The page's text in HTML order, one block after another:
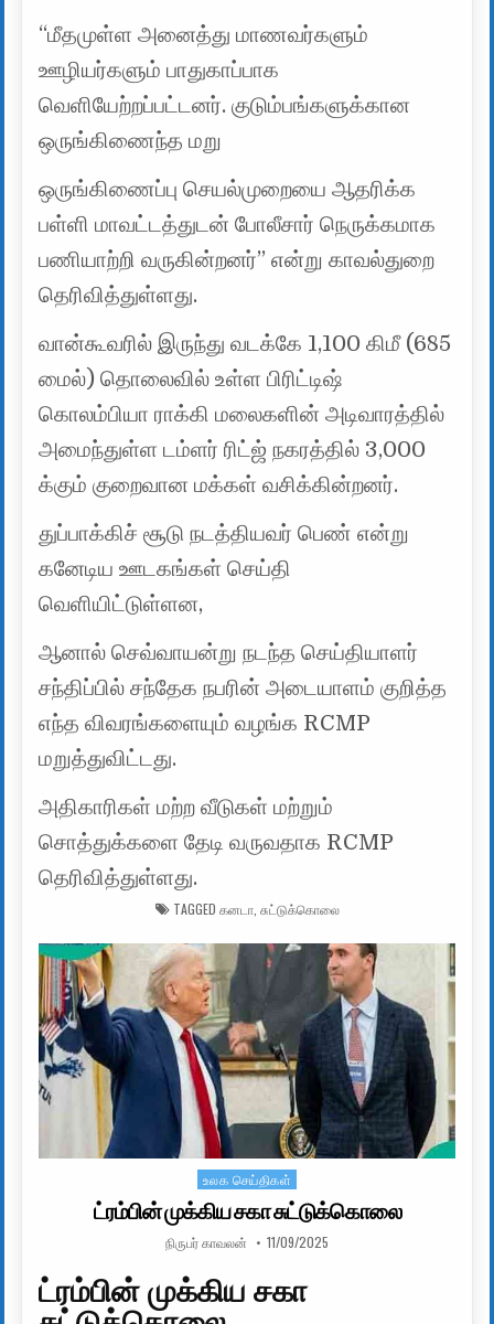
“மீதமுள்ள அனைத்து மாணவர்களும்
ஊழியர்களும் பாதுகாப்பாக
வெளியேற்றப்பட்டனர். குடும்பங்களுக்கான
ஒருங்கிணைந்த மறு
ஒருங்கிணைப்பு செயல்முறையை ஆதரிக்க
பள்ளி மாவட்டத்துடன் போலீசார் நெருக்கமாக
பணியாற்றி வருகின்றனர்” என்று காவல்துறை
தெரிவித்துள்ளது.
வான்கூவரில் இருந்து வடக்கே 1,100 கிமீ (685
மைல்) தொலைவில் உள்ள பிரிட்டிஷ்
கொலம்பியா ராக்கி மலைகளின் அடிவாரத்தில்
அமைந்துள்ள டம்ளர் ரிட்ஜ் நகரத்தில் 3,000
க்கும் குறைவான மக்கள் வசிக்கின்றனர்.
துப்பாக்கிச் சூடு நடத்தியவர் பெண் என்று
கனேடிய ஊடகங்கள் செய்தி
வெளியிட்டுள்ளன,
ஆனால் செவ்வாயன்று நடந்த செய்தியாளர்
சந்திப்பில் சந்தேக நபரின் அடையாளம் குறித்த
எந்த விவரங்களையும் வழங்க RCMP
மறுத்துவிட்டது.
அதிகாரிகள் மற்ற வீடுகள் மற்றும்
சொத்துக்களை தேடி வருவதாக RCMP
தெரிவித்துள்ளது.
TAGGED கனடா, சுட்டுக்கொலை
Posted in
உலக செய்திகள்
ட்ரம்பின் முக்கிய சகா சுட்டுக்கொலை
AUTHOR:
நிருபர் காவலன் PUBLISHED DATE:
11/09/2025
ட்ரம்பின் முக்கிய சகா